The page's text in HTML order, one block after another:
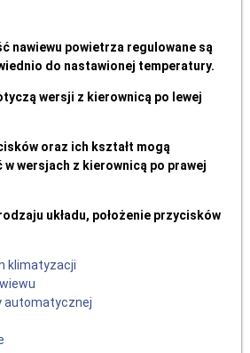
nawiewu powietrza regulowane są
do nastawionej temperatury.
wersji z kierownicą po lewej
oraz ich kształt mogą
wersjach z kierownicą po prawej
układu, położenie przycisków
klimatyzacji
automatycznej